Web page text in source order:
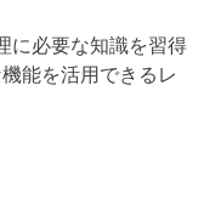
に必要な知識を習得
能を活用できるレ